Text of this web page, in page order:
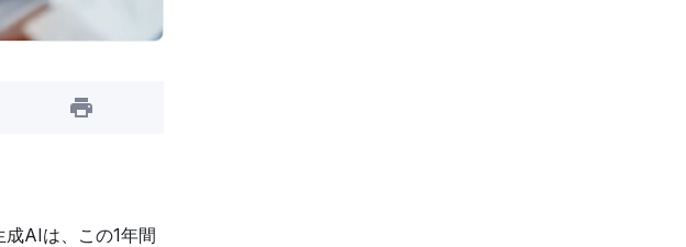
Print this page
AIは、この1年間